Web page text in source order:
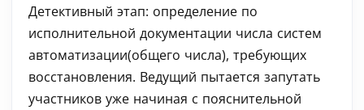
Детективный этап: определение по
исполнительной документации числа систем
автоматизации(общего числа), требующих
восстановления. Ведущий пытается запутать
участников уже начиная с пояснительной